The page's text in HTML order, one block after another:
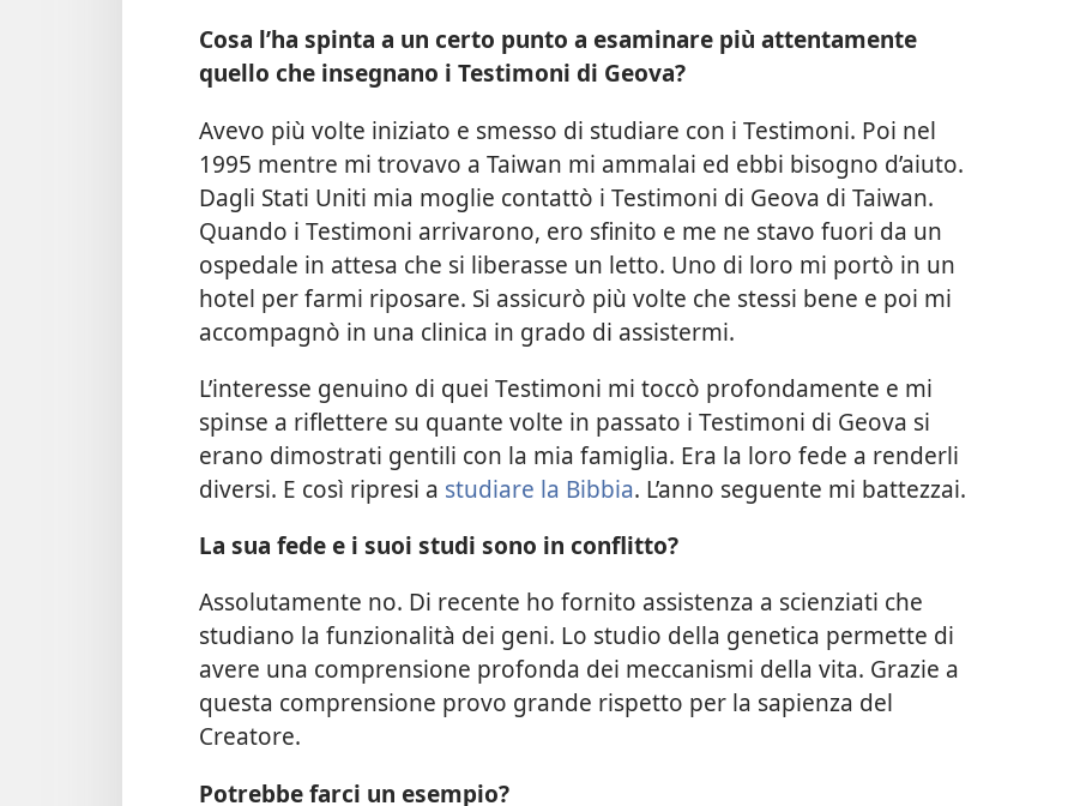
Cosa l’ha spinta a un certo punto a esaminare più attentamente
quello che insegnano i Testimoni di Geova?
Avevo più volte iniziato e smesso di studiare con i Testimoni. Poi nel
1995 mentre mi trovavo a Taiwan mi ammalai ed ebbi bisogno d’aiuto.
Dagli Stati Uniti mia moglie contattò i Testimoni di Geova di Taiwan.
Quando i Testimoni arrivarono, ero sfinito e me ne stavo fuori da un
ospedale in attesa che si liberasse un letto. Uno di loro mi portò in un
hotel per farmi riposare. Si assicurò più volte che stessi bene e poi mi
accompagnò in una clinica in grado di assistermi.
L’interesse genuino di quei Testimoni mi toccò profondamente e mi
spinse a riflettere su quante volte in passato i Testimoni di Geova si
erano dimostrati gentili con la mia famiglia. Era la loro fede a renderli
diversi. E così ripresi a studiare la Bibbia. L’anno seguente mi battezzai.
La sua fede e i suoi studi sono in conflitto?
Assolutamente no. Di recente ho fornito assistenza a scienziati che
studiano la funzionalità dei geni. Lo studio della genetica permette di
avere una comprensione profonda dei meccanismi della vita. Grazie a
questa comprensione provo grande rispetto per la sapienza del
Creatore.
Potrebbe farci un esempio?